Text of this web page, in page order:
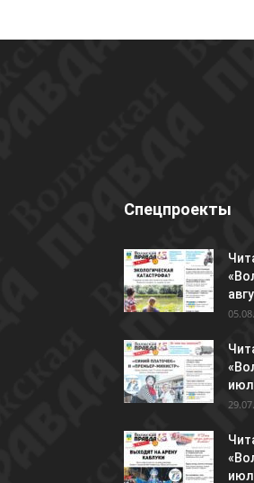
Спецпроекты